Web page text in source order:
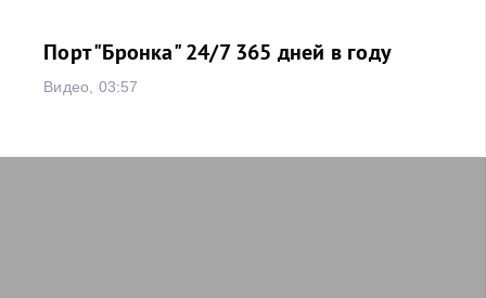
Порт "Бронка" 24/7 365 дней в году
Видео, 03:57